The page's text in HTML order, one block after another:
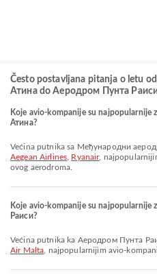
Često postavljana pitanja o letu
Атина do Аеродром Пунта
Koje avio-kompanije su
Атина?
Većina putnika sa Међународни
Aegean Airlines Ryanair,
ovog aerodroma.
Koje avio-kompanije su
Раиси?
Većina putnika ka Аеродром Пунта
Air Malta , najpopularnijim avio-